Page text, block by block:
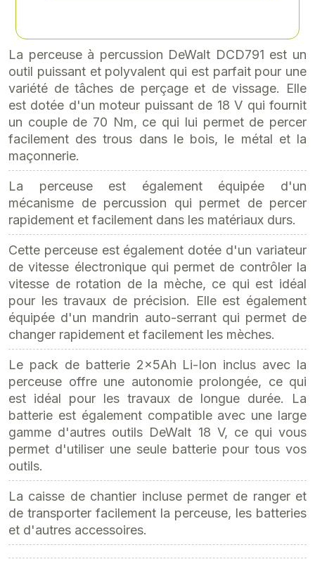
La perceuse à percussion DeWalt DCD791 est un
outil puissant et polyvalent qui est parfait pour une
variété de tâches de perçage et de vissage. Elle
est dotée d'un moteur puissant de 18 V qui fournit
un couple de 70 Nm, ce qui lui permet de percer
facilement des trous dans le bois, le métal et la
maçonnerie.
La perceuse est également équipée d'un
mécanisme de percussion qui permet de percer
rapidement et facilement dans les matériaux durs.
Cette perceuse est également dotée d'un variateur
de vitesse électronique qui permet de contrôler la
vitesse de rotation de la mèche, ce qui est idéal
pour les travaux de précision. Elle est également
équipée d'un mandrin auto-serrant qui permet de
changer rapidement et facilement les mèches.
Le pack de batterie 2x5Ah Li-Ion inclus avec la
perceuse offre une autonomie prolongée, ce qui
est idéal pour les travaux de longue durée. La
batterie est également compatible avec une large
gamme d'autres outils DeWalt 18 V, ce qui vous
permet d'utiliser une seule batterie pour tous vos
outils.
La caisse de chantier incluse permet de ranger et
de transporter facilement la perceuse, les batteries
et d'autres accessoires.